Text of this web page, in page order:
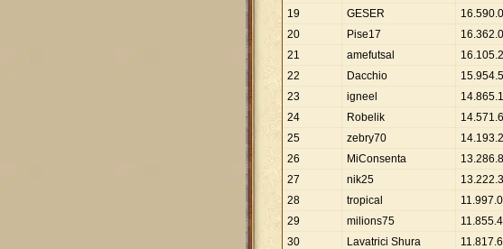
19
GESER 16.590.
20
Pise17 16.362.
21
amefutsal 16.105.
22
Dacchio 15.954.
23
igneel 14.865.
24
Robelik 14.571.
25
zebry70 14.193.
26
MiConsenta 13.286.
27
nik25 13.222.
28
tropical 11.997.
29
milions75 11.855.
30
Lavatrici Shura 11.817.